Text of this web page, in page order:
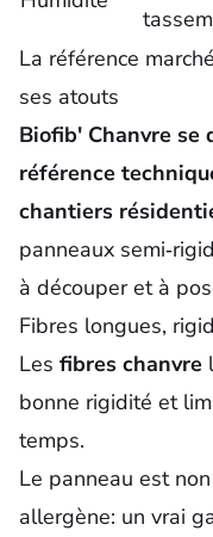
La référence
ses atouts
Biofib' Chanvre se
référence
chantiers
panneaux
à découper et à
Fibres longues,
Les fibres chanvre
bonne rigidité et
temps.
Le panneau est
allergène: un vrai